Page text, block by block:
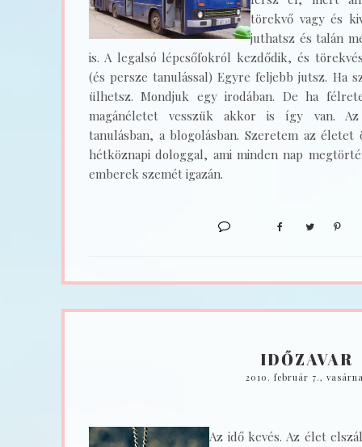
törekvő vagy és
juthatsz és talán
is. A legalsó lépcsőfokról kezdődik, és
(és persze tanulással) Egyre feljebb jutsz. Ha
ülhetsz. Mondjuk egy irodában. De ha
magánéletet vesszük akkor is így van. Az
tanulásban, a blogolásban. Szeretem az életet
hétköznapi dologgal, ami minden nap
emberek szemét igazán.
IDŐZAVAR
2010. február 7.,
Az idő kevés. Az élet